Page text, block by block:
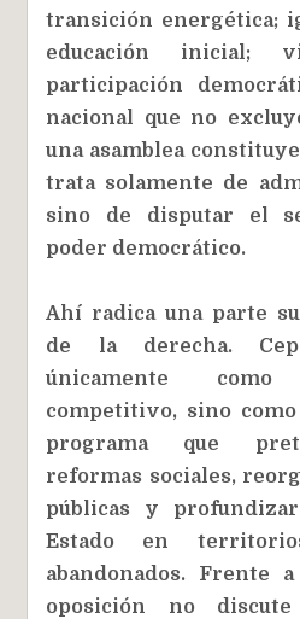
transición energética;
educación inicial;
participación
nacional que no
una asamblea
trata solamente de
sino de disputar el
poder democrático.
Ahí radica una parte
de la derecha.
únicamente
competitivo, sino
programa que
reformas sociales,
públicas y
Estado en
abandonados. Frente
oposición no